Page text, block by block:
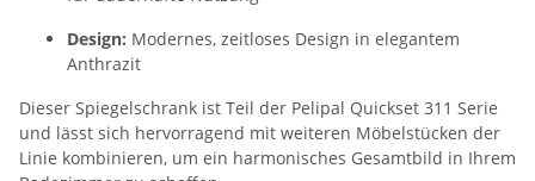
Design: Modernes, zeitloses Design in elegantem
Anthrazit
Dieser Spiegelschrank ist Teil der Pelipal Quickset 311 Serie
und lässt sich hervorragend mit weiteren Möbelstücken der
Linie kombinieren, um ein harmonisches Gesamtbild in Ihrem